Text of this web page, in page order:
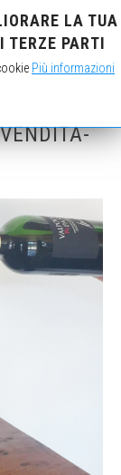
LA TUA
TERZE PARTI
Più informazioni